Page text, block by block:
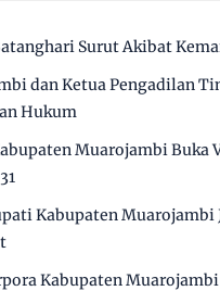
Surut Akibat
dan Ketua Pengadilan
Hukum
Muarojambi Buka
Kabupaten Muarojambi
Kabupaten